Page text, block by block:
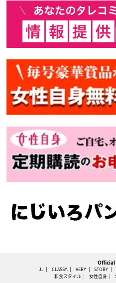
Official
JJ CLASSY. VERY STORY
和食スタイル
女性自身